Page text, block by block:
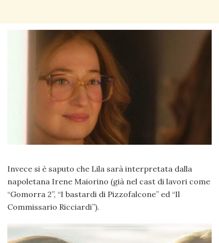
Invece si è saputo che Lila sarà interpretata dalla
napoletana Irene Maiorino (già nel cast di lavori come
“Gomorra 2”, “I bastardi di Pizzofalcone” ed “Il
Commissario Ricciardi”).